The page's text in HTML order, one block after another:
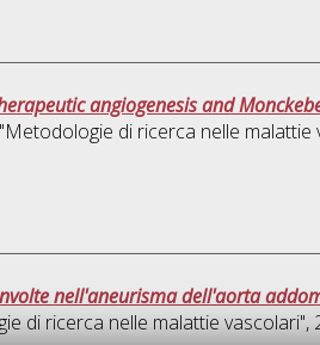
angiogenesis and
di ricerca nelle malattie
nell'aneurisma dell'aorta
di ricerca nelle malattie vascolari",